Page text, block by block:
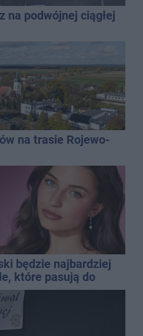
na podwójnej ciągłej
na trasie Rojewo-
będzie najbardziej
które pasują do